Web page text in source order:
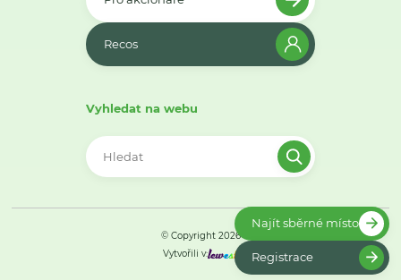
Recos
Vyhledat na webu
© Copyright 2026
Vytvořili v:
Najít sběrné místo
Registrace